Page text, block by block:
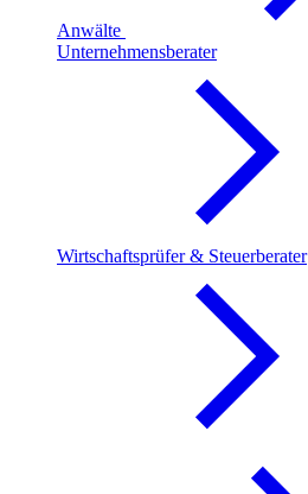
Anwälte
Unternehmensberater
Wirtschaftsprüfer & Steuerberater